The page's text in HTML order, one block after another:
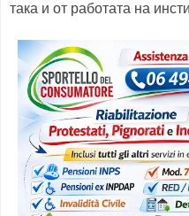
така и от работата на